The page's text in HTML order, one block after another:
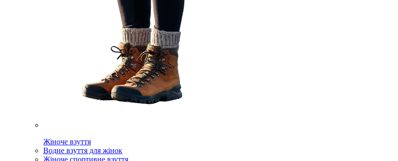
Жіноче взуття
Водне взуття для жінок
Жіноче спортивне взуття